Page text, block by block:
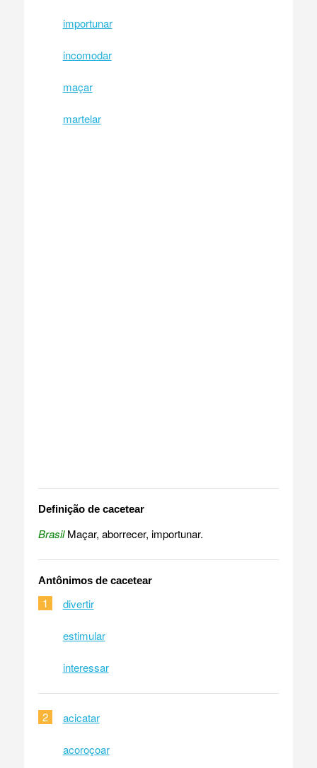
importunar
incomodar
maçar
martelar
Definição de cacetear
BrasilMaçar, aborrecer, importunar.
Antônimos de cacetear
1 divertir
estimular
interessar
2 acicatar
acoroçoar